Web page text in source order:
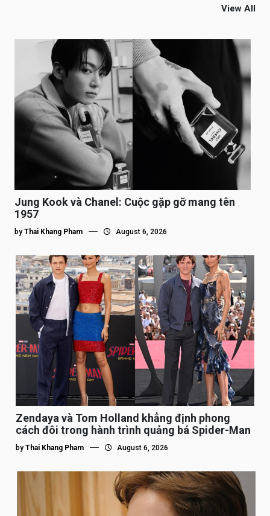
View All
Jung Kook và Chanel: Cuộc gặp gỡ mang tên
1957
by Thai Khang Pham August 6, 2026
Zendaya và Tom Holland khẳng định phong
cách đôi trong hành trình quảng bá Spider-Man
by Thai Khang Pham August 6, 2026